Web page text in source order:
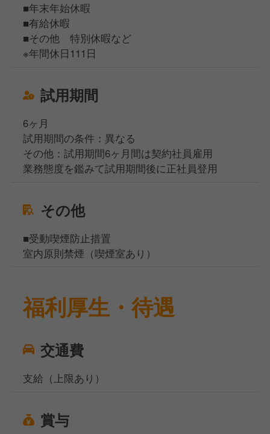
■年末年始休暇
■有給休暇
■その他 特別休暇など
※年間休日111日
試用期間
6ヶ月
試用期間の条件：異なる
その他：試用期間6ヶ月間は契約社員雇用
業務態度を鑑みて試用期間後に正社員登用
その他
■受動喫煙防止措置
室内原則禁煙（喫煙室あり）
福利厚生・待遇
交通費
支給（上限あり）
賞与